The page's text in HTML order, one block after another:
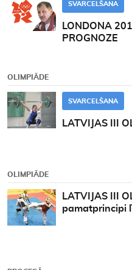
SVARCELŠANA
LONDONA
PROGNOZE
OLIMPIĀDE
SVARCELŠANA
LATVIJAS III
OLIMPIĀDE
LATVIJAS III
pamatprincipi